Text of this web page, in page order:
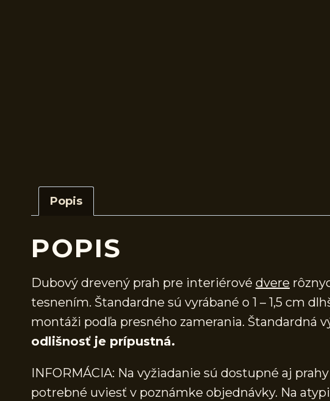
Popis
POPIS
Dubový drevený prah pre interiérové dvere
tesnením. Štandardne sú vyrábané o 1 – 1,5 cm
montáži podľa presného zamerania. Štandardná
odlišnosť je prípustná.
INFORMÁCIA: Na vyžiadanie sú dostupné aj
potrebné uviesť v poznámke objednávky. Na